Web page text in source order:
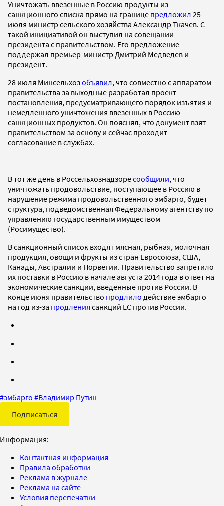
Уничтожать ввезенные в Россию продукты из
санкционного списка прямо на границе предложил 25
июля министр сельского хозяйства Александр Ткачев. С
такой инициативой он выступил на совещании
президента с правительством. Его предложение
поддержал премьер-министр Дмитрий Медведев и
президент.
28 июля Минсельхозобъявил, что совместно с аппаратом
правительства за выходные разработал проект
постановления, предусматривающего порядок изъятия и
немедленного уничтожения ввезенных в Россию
санкционных продуктов. Он пояснял, что документ взят
правительством за основу и сейчас проходит
согласование в службах.
В тот же день в Россельхознадзоресообщили, что
уничтожать продовольствие, поступающее в Россию в
нарушение режима продовольственного эмбарго, будет
структура, подведомственная Федеральному агентству по
управлению государственным имуществом
(Росимущество).
В санкционный список входят мясная, рыбная, молочная
продукция, овощи и фрукты из стран Евросоюза, США,
Канады, Австралии и Норвегии. Правительство запретило
их поставки в Россию в начале августа 2014 года в ответ на
экономические санкции, введенные против России. В
конце июня правительство продлило действие эмбарго
на год из-за продления санкций ЕС против России.
#эмбарго #Владимир Путин
Подписаться
Информация:
Контактная информация
Правила обработки
Реклама в журнале
Реклама на сайте
Условия перепечатки